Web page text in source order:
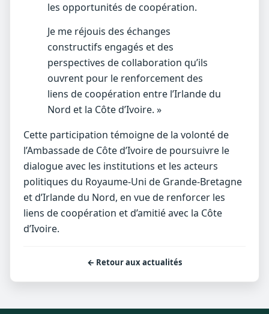
les opportunités de coopération.
Je me réjouis des échanges
constructifs engagés et des
perspectives de collaboration qu’ils
ouvrent pour le renforcement des
liens de coopération entre l’Irlande du
Nord et la Côte d’Ivoire. »
Cette participation témoigne de la volonté de
l’Ambassade de Côte d’Ivoire de poursuivre le
dialogue avec les institutions et les acteurs
politiques du Royaume-Uni de Grande-Bretagne
et d’Irlande du Nord, en vue de renforcer les
liens de coopération et d’amitié avec la Côte
d’Ivoire.
← Retour aux actualités